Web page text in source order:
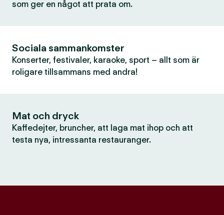
som ger en något att prata om.
Sociala sammankomster
Konserter, festivaler, karaoke, sport – allt som är
roligare tillsammans med andra!
Mat och dryck
Kaffedejter, bruncher, att laga mat ihop och att
testa nya, intressanta restauranger.